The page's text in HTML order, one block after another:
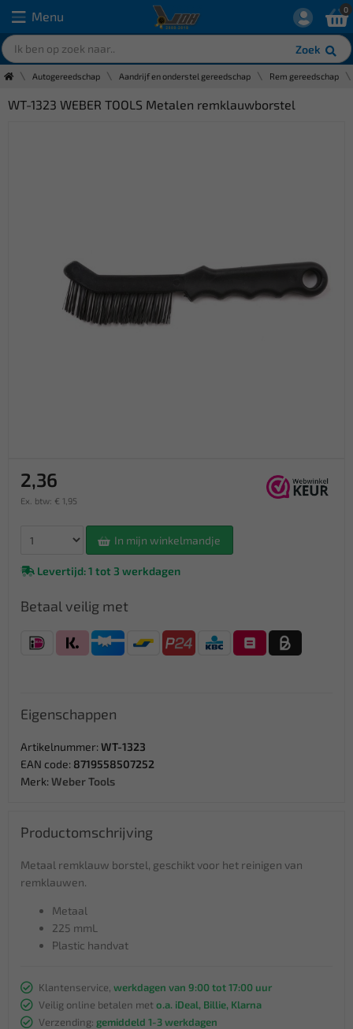
Menu
Zoek
0
Autogereedschap Aandrijf en onderstel gereedschap Rem gereedschap
WT-1323 WEBER TOOLS Metalen remklauwborstel
2,36
Ex. btw: € 1,95
In mijn winkelmandje
Levertijd: 1 tot 3 werkdagen
Betaal veilig met
Eigenschappen
Artikelnummer: WT-1323
EAN code: 8719558507252
Merk: Weber Tools
Productomschrijving
Metaal remklauw borstel, geschikt voor het reinigen van
remklauwen.
Metaal
225 mmL
Plastic handvat
Klantenservice, werkdagen van 9:00 tot 17:00 uur
Veilig online betalen met o.a. iDeal, Billie, Klarna
Verzending: gemiddeld 1-3 werkdagen